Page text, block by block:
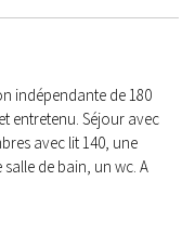
indépendante de 180
entretenu. Séjour avec
avec lit 140, une
salle de bain, un wc. A